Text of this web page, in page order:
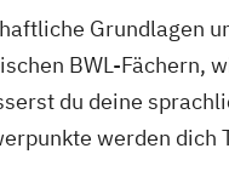
Grundlagen
BWL-Fächern,
du deine
werden